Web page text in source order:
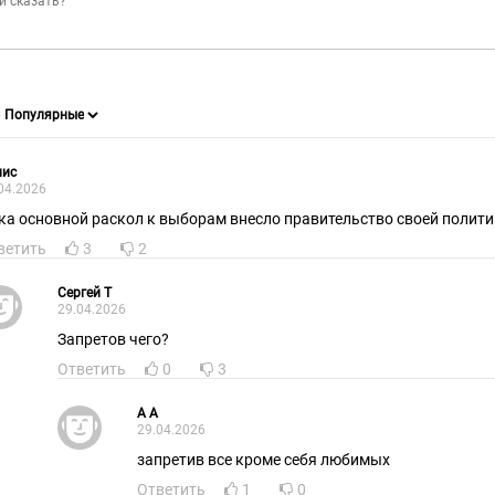
основной раскол к выборам внесло правительство своей
3 2
Cepгeй T
29.04.2026
Запретов чего?
Ответить
0 3
A A
29.04.2026
запретив все кроме себя любимых
Ответить
1 0